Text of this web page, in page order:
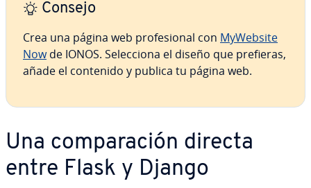
Consejo
Crea una página web pro­fe­sio­nal con MyWebsite
Nowde IONOS. Se­le­c­cio­na el diseño que prefieras,
añade el contenido y publica tu página web.
Una co­m­pa­ra­ción directa
entre Flask y Django